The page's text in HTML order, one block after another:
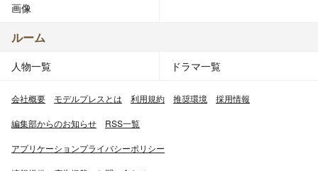
画像
ルーム
人物一覧 ドラマ一覧
会社概要 モデルプレスとは 利用規約 推奨環境 採用情報
編集部からのお知らせ RSS一覧
アプリケーションプライバシーポリシー